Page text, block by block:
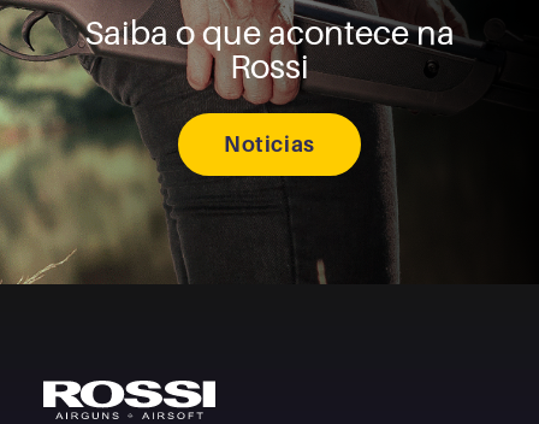
Saiba o que acontece na
Rossi
Noticias